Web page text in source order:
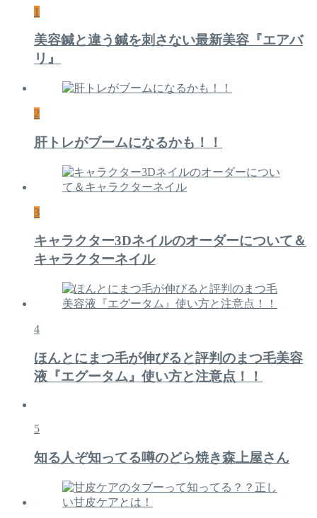
1
美容鍼と違う鍼を刺さない最新美容『エアバ
リ』
2
肝トレがブームになるかも！！
3
キャラクター3Dネイルのオーダーについて＆
キャラクターネイル
4
ほんとにまつ毛が伸びると評判のまつ毛美容
液『エグータム』使い方と注意点！！
5
知る人ぞ知ってる噂のどら焼き森上屋さん